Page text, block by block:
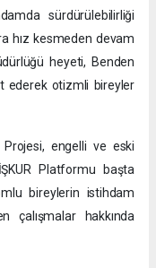
sürdürülebilirliği
hız kesmeden devam
heyeti, Benden
ederek otizmli bireyler
engelli ve eski
Platformu başta
bireylerin istihdam
çalışmalar hakkında